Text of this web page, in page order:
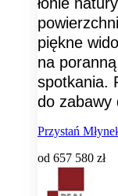
piękne
na
spotkania.
do zabawy
Przystań
od 657 580 zł